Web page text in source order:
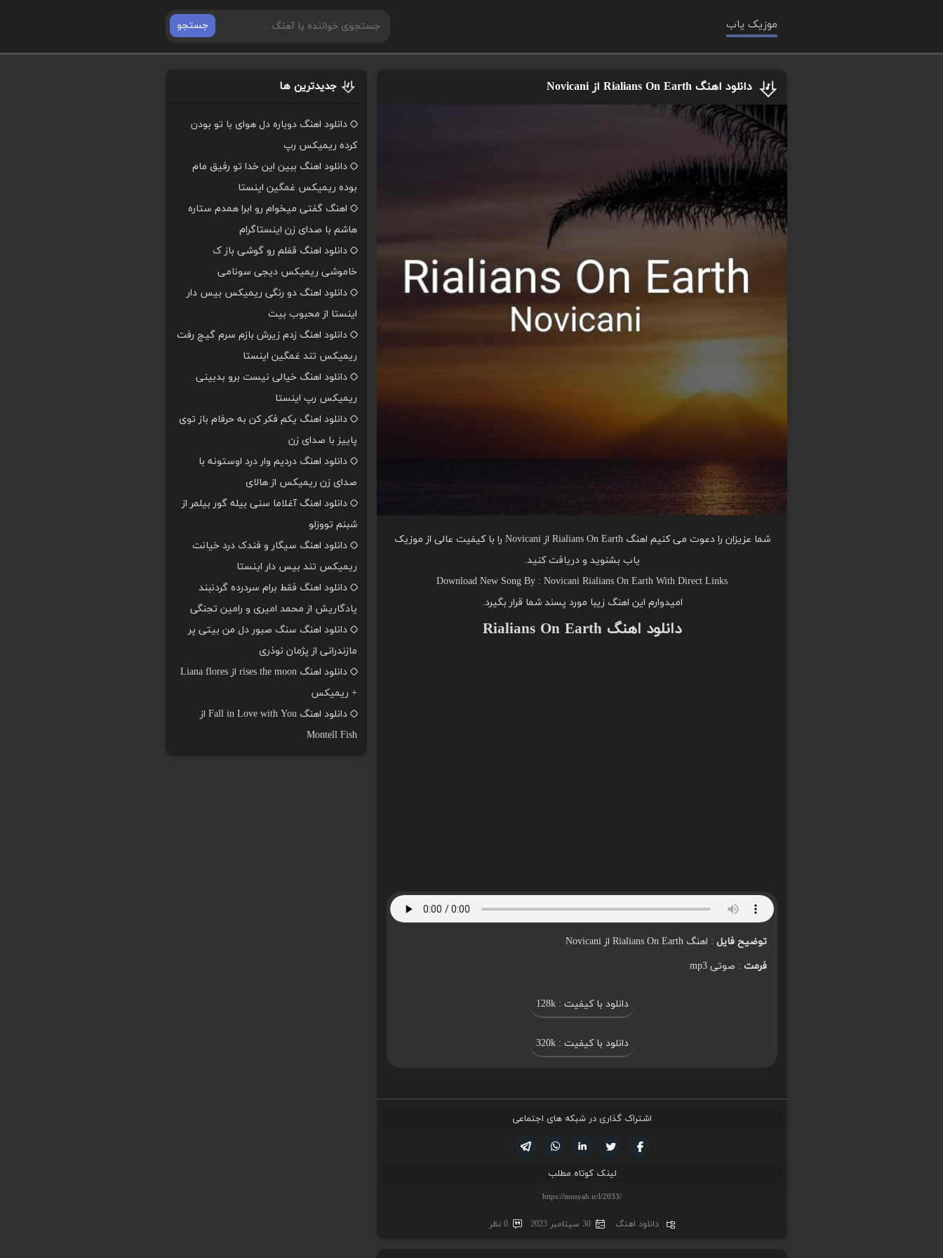
موزیک یاب جستجو
دانلود اهنگ Rialians On Earth از Novicani
شما عزیزان را دعوت می کنیم اهنگ Rialians On Earth از Novicani را با کیفیت عالی از موزیک
یاب بشنوید و دریافت کنید.
Download New Song By : Novicani Rialians On Earth With Direct Links
امیدوارم این اهنگ زیبا مورد پسند شما قرار بگیرد.
دانلود اهنگ Rialians On Earth
توضیح فایل : اهنگ Rialians On Earth از Novicani
فرمت : صوتی mp3
دانلود با کیفیت : 128k
دانلود با کیفیت : 320k
اشتراک گذاری در شبکه های اجتماعی
لینکدین تویتر
فیسوک
لینک کوتاه مطلب
دانلود اهنگ 30 سپتامبر 2023 0 نظر
جدیدترین ها
دانلود اهنگ دوباره دل هوای با تو بودن
کرده ریمیکس رپ
دانلود اهنگ ببین این خدا تو رفیق مام
بوده ریمیکس غمگین اینستا
اهنگ گفتی میخوام رو ابرا همدم ستاره
هاشم با صدای زن اینستاگرام
دانلود اهنگ قفلم رو گوشی باز ک
خاموشی ریمیکس دیجی سونامی
دانلود اهنگ دو رنگی ریمیکس بیس دار
اینستا از محبوب بیت
دانلود اهنگ زدم زیرش بازم سرم گیج رفت
ریمیکس تند غمگین اینستا
دانلود اهنگ خیالی نیست برو بدبینی
ریمیکس رپ اینستا
دانلود اهنگ یکم فکر کن به حرفام باز توی
پاییز با صدای زن
دانلود اهنگ دردیم وار درد اوستونه با
صدای زن ریمیکس از هالای
دانلود اهنگ آغلاما سنی بیله گور بیلمر از
شبنم تووزلو
دانلود اهنگ سیگار و فندک درد خیانت
ریمیکس تند بیس دار اینستا
دانلود اهنگ فقط برام سردرده گردنبند
یادگاریش از محمد امیری و رامین تجنگی
دانلود اهنگ سنگ صبور دل من بیتی پر
مازندرانی از پژمان نوذری
دانلود اهنگ rises the moon از Liana flores
+ ریمیکس
دانلود اهنگ Fall in Love with You از
Montell Fish